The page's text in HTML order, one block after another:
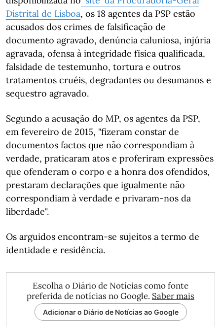
Distrital de Lisboa, os 18 agentes da PSP estão
acusados dos crimes de falsificação de
documento agravado, denúncia caluniosa, injúria
agravada, ofensa à integridade física qualificada,
falsidade de testemunho, tortura e outros
tratamentos cruéis, degradantes ou desumanos e
sequestro agravado.
Segundo a acusação do MP, os agentes da PSP,
em fevereiro de 2015, "fizeram constar de
documentos factos que não correspondiam à
verdade, praticaram atos e proferiram expressões
que ofenderam o corpo e a honra dos ofendidos,
prestaram declarações que igualmente não
correspondiam à verdade e privaram-nos da
liberdade".
Os arguidos encontram-se sujeitos a termo de
identidade e residência.
Escolha o Diário de Notícias como fonte
preferida de notícias no Google. Saber mais
Adicionar o Diário de Notícias ao Google